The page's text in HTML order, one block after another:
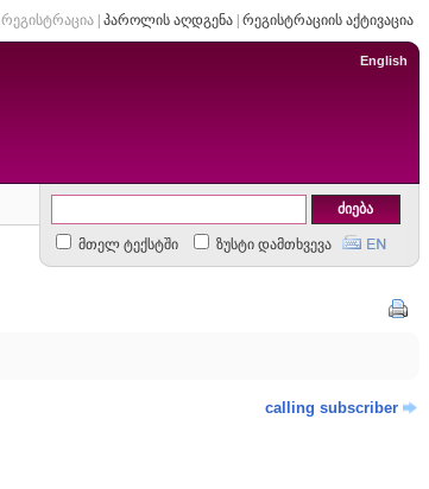
რეგისტრაცია| პაროლის აღდგენა| რეგისტრაციის აქტივაცია
English
მთელ ტექსტში ზუსტი დამთხვევა
calling subscriber